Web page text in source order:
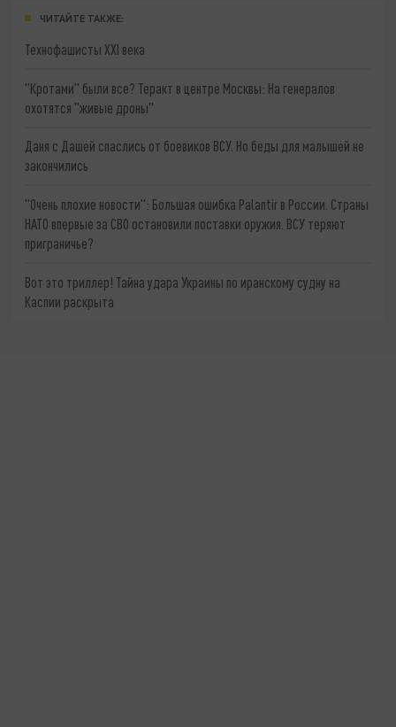
ЧИТАЙТЕ ТАКЖЕ:
Технофашисты XXI века
"Кротами" были все? Теракт в центре Москвы: На генералов
охотятся "живые дроны"
Даня с Дашей спаслись от боевиков ВСУ. Но беды для малышей не
закончились
"Очень плохие новости": Большая ошибка Palantir в России. Страны
НАТО впервые за СВО остановили поставки оружия. ВСУ теряют
приграничье?
Вот это триллер! Тайна удара Украины по иранскому судну на
Каспии раскрыта